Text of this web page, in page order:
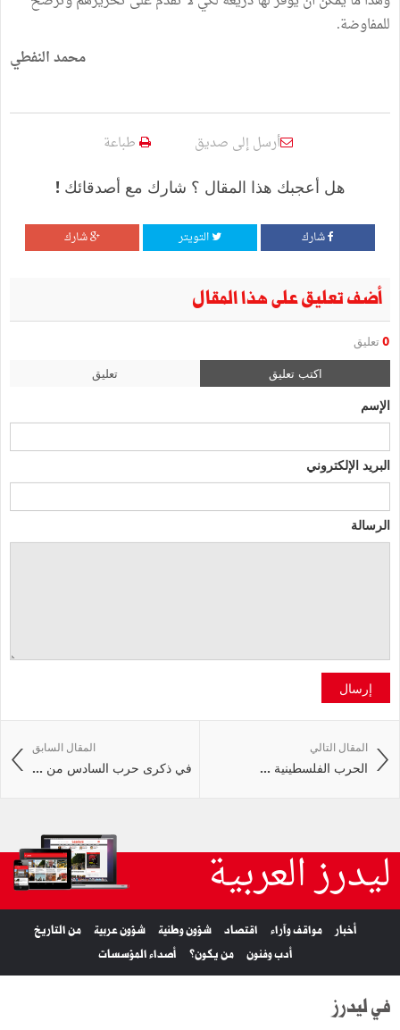
للمفاوضة.
محمد النفطي
أرسل إلى صديق طباعة
هل أعجبك هذا المقال ؟ شارك مع أصدقائك !
شارك التويتر شارك
أضف تعليق على هذا المقال
0 تعليق
اكتب تعليق تعليق
الإسم
البريد الإلكتروني
الرسالة
إرسال
المقال السابق
في ذكرى حرب السادس من ...
المقال التالي
الحرب الفلسطينية ...
ليدرز العربية
أخبار مواقف وآراء اقتصاد شؤون وطنية شؤون عربية
من التاريخ
أدب وفنون
من يكون؟ أصداء المؤسسات
في ليدرز